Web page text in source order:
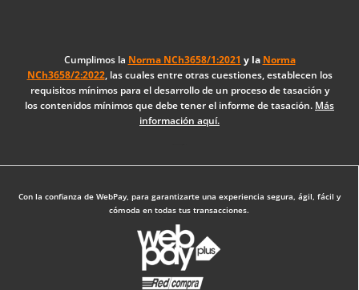
o
o
k
d
i
n
g
r
a
Cumplimos la Norma NCh3658/1:2021 y la Norma
NCh3658/2:2022, las cuales entre otras cuestiones, establecen los
requisitos mínimos para el desarrollo de un proceso de tasación y
los contenidos mínimos que debe tener el informe de tasación. Más
información aquí.
Con la confianza de WebPay, para garantizarte una experiencia segura, ágil, fácil y
cómoda en todas tus transacciones.